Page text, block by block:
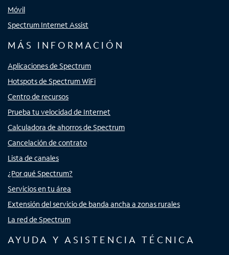
Móvil
Spectrum Internet Assist
MÁS INFORMACIÓN
Aplicaciones de Spectrum
Hotspots de Spectrum WiFi
Centro de recursos
Prueba tu velocidad de Internet
Calculadora de ahorros de Spectrum
Cancelación de contrato
Lista de canales
¿Por qué Spectrum?
Servicios en tu área
Extensión del servicio de banda ancha a zonas rurales
La red de Spectrum
AYUDA Y ASISTENCIA TÉCNICA